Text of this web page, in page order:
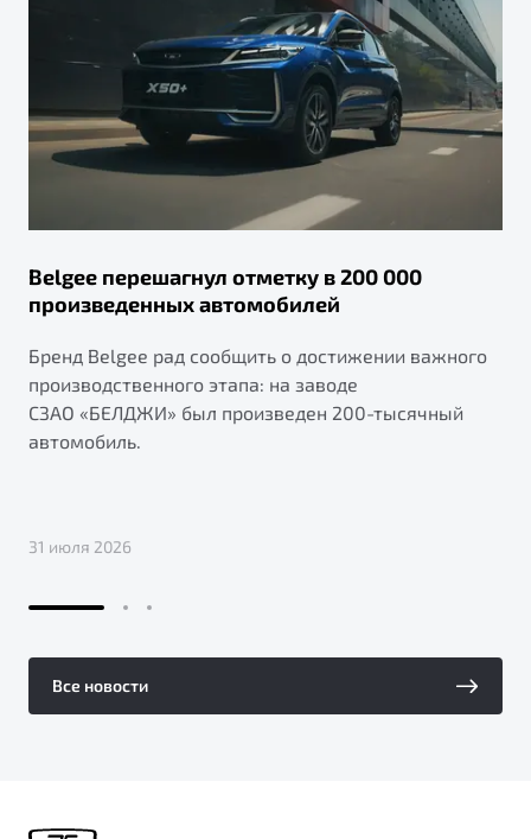
Belgee перешагнул отметку в 200 000
произведенных автомобилей
Бренд Belgee рад сообщить о достижении важного
производственного этапа: на заводе
СЗАО «БЕЛДЖИ» был произведен 200-тысячный
автомобиль.
31 июля 2026
Все новости